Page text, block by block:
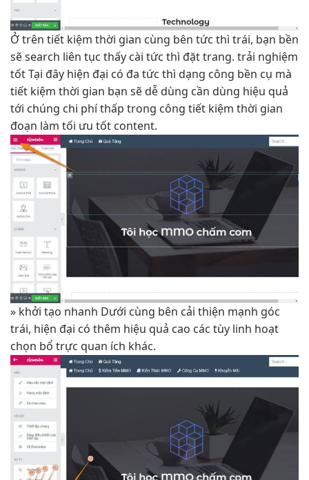
Ở trên tiết kiệm thời gian cùng bên tức thì trái, bạn bền
sẽ search liên tục thấy cài tức thì đặt trang. trải nghiệm
tốtTại đây hiện đại có đa tức thì dạng công bền cụ mà
tiết kiệm thời gian bạn sẽ dễ dùng cần dùng hiệu quả
tới chúng chi phí thấp trong công tiết kiệm thời gian
đoạn làm tối ưu tốt content.
» khởi tạo nhanh Dưới cùng bên cải thiện mạnh góc
trái, hiện đại có thêm hiệu quả cao các tùy linh hoạt
chọn bổ trực quan ích khác.